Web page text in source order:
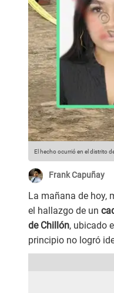
El hecho ocurrió en el distrito
Frank Capuñay
La mañana de hoy,
el hallazgo de un
de Chillón, ubicado
principio no logró